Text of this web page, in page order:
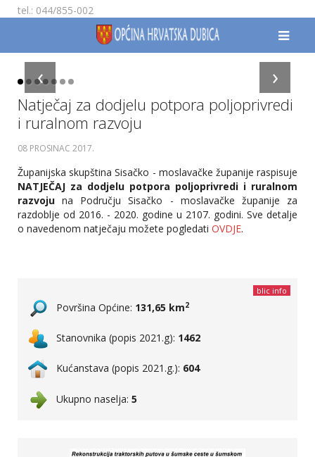
tel.: 044/855-002
›
‹
Natječaj za dodjelu potpora poljoprivredi
i ruralnom razvoju
08 PROSINAC 2017.
Županijska skupština Sisačko - moslavačke županije raspisuje
NATJEČAJ za dodjelu potpora poljoprivredi i ruralnom
razvoju na Području Sisačko - moslavačke županije za
razdoblje od 2016. - 2020. godine u 2107. godini. Sve detalje
o navedenom natječaju možete pogledati OVDJE.
blic info
Površina Općine: 131,65 km2
Stanovnika (popis 2021.g): 1462
Kućanstava (popis 2021.g.): 604
Ukupno naselja: 5